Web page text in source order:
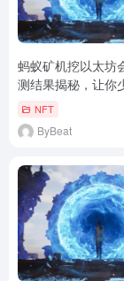
蚂蚁矿机挖以太坊
测结果揭秘，让你
NFT
ByBeat